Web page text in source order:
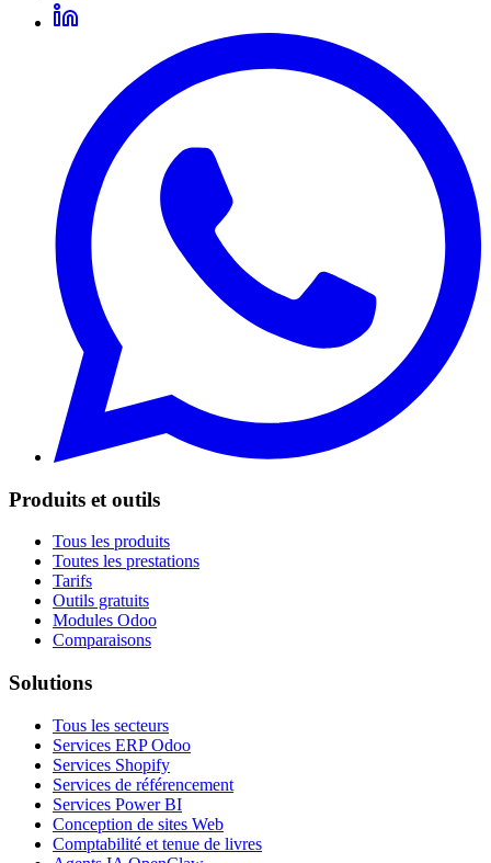
Produits et outils
Tous les produits
Toutes les prestations
Tarifs
Outils gratuits
Modules Odoo
Comparaisons
Solutions
Tous les secteurs
Services ERP Odoo
Services Shopify
Services de référencement
Services Power BI
Conception de sites Web
Comptabilité et tenue de livres